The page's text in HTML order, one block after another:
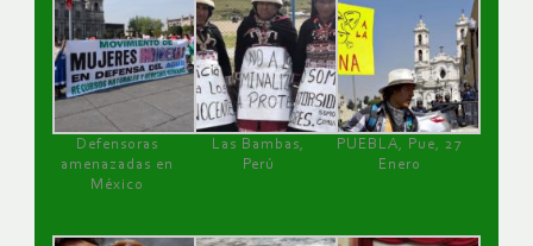
Defensoras
amenazadas en
México
Las Bambas,
Perú
PUEBLA, Pue, 27
Enero